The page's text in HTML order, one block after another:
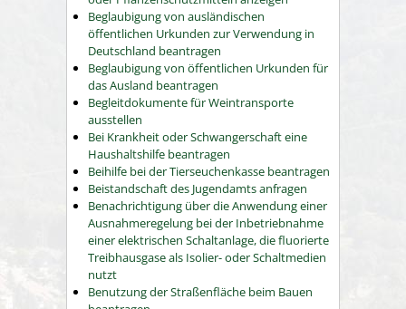
Beglaubigung von ausländischen
öffentlichen Urkunden zur Verwendung in
Deutschland beantragen
Beglaubigung von öffentlichen Urkunden für
das Ausland beantragen
Begleitdokumente für Weintransporte
ausstellen
Bei Krankheit oder Schwangerschaft eine
Haushaltshilfe beantragen
Beihilfe bei der Tierseuchenkasse beantragen
Beistandschaft des Jugendamts anfragen
Benachrichtigung über die Anwendung einer
Ausnahmeregelung bei der Inbetriebnahme
einer elektrischen Schaltanlage, die fluorierte
Treibhausgase als Isolier- oder Schaltmedien
nutzt
Benutzung der Straßenfläche beim Bauen